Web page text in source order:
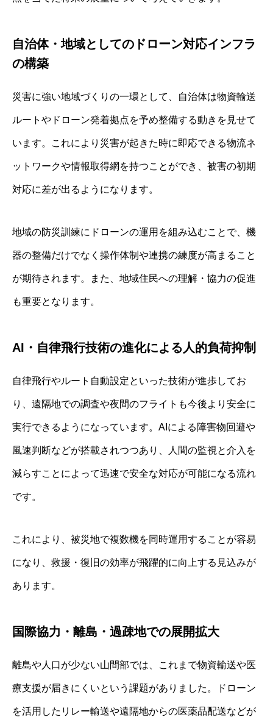
自治体・地域としてのドローン対応インフラ
の構築
災害に強い地域づくりの一環として、自治体は物資輸送
ルートやドローン発着拠点を予め整備する動きを見せて
います。これにより災害が起きた時に即応できる物流ネ
ットワークや情報取得網を持つことができ、被害の初期
対応に差が出るようになります。
地域の防災訓練にドローンの運用を組み込むことで、機
器の整備だけでなく操作体制や連携の練度が高まること
が期待されます。また、地域住民への理解・協力の促進
も重要となります。
AI・自律飛行技術の進化による人的負荷抑制
自律飛行やルート自動設定といった技術が進歩してお
り、遠隔地での調査や夜間のフライトも今後より安全に
実行できるようになっています。AIによる障害物回避や
風速判断などが搭載されつつあり、人間の監視と介入を
減らすことによって迅速で安全な対応が可能になる流れ
です。
これにより、被災地で複数機を同時運用することが容易
になり、救援・復旧の効率が飛躍的に向上する見込みが
あります。
国際協力・離島・過疎地での展開拡大
離島や人口が少ない山間部では、これまで物資輸送や医
療支援が届きにくいという課題がありました。ドローン
を活用したリレー輸送や遠隔地からの医薬品配送などが